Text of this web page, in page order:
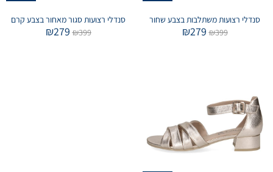
סנדלי רצועות משתלבות בצבע שחור
₪399
₪279
סנדלי רצועות סגור מאחור בצבע קרם
₪399
₪279